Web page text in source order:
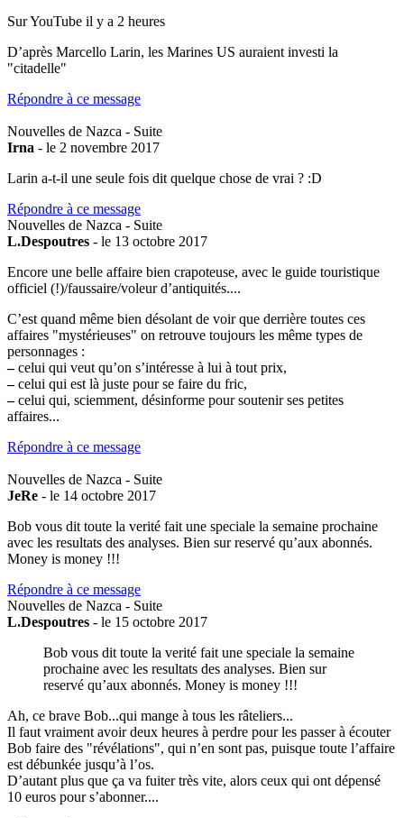
Sur YouTube il y a 2 heures
D’après Marcello Larin, les Marines US auraient investi la
"citadelle"
Répondre à ce message
Nouvelles de Nazca - Suite
Irna - le 2 novembre 2017
Larin a-t-il une seule fois dit quelque chose de vrai ? :D
Répondre à ce message
Nouvelles de Nazca - Suite
L.Despoutres - le 13 octobre 2017
Encore une belle affaire bien crapoteuse, avec le guide touristique
officiel (!)/faussaire/voleur d’antiquités....
C’est quand même bien désolant de voir que derrière toutes ces
affaires "mystérieuses" on retrouve toujours les même types de
personnages :
–celui qui veut qu’on s’intéresse à lui à tout prix,
–celui qui est là juste pour se faire du fric,
–celui qui, sciemment, désinforme pour soutenir ses petites
affaires...
Répondre à ce message
Nouvelles de Nazca - Suite
JeRe - le 14 octobre 2017
Bob vous dit toute la verité fait une speciale la semaine prochaine
avec les resultats des analyses. Bien sur reservé qu’aux abonnés.
Money is money !!!
Répondre à ce message
Nouvelles de Nazca - Suite
L.Despoutres - le 15 octobre 2017
Bob vous dit toute la verité fait une speciale la semaine
prochaine avec les resultats des analyses. Bien sur
reservé qu’aux abonnés. Money is money !!!
Ah, ce brave Bob...qui mange à tous les râteliers...
Il faut vraiment avoir deux heures à perdre pour les passer à écouter
Bob faire des "révélations", qui n’en sont pas, puisque toute l’affaire
est débunkée jusqu’à l’os.
D’autant plus que ça va fuiter très vite, alors ceux qui ont dépensé
10 euros pour s’abonner....